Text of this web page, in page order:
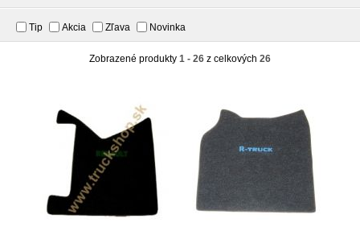
Tip Akcia Zľava Novinka
Zobrazené produkty 1 - 26 z celkových 26